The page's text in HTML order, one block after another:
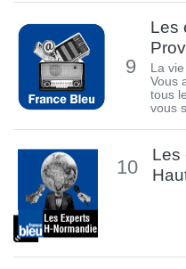
9
Les
La
Vous
tous
vous
10
Les